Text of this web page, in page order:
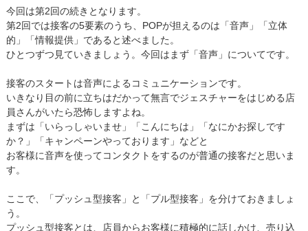
今回は第2回の続きとなります。
第2回では接客の5要素のうち、POPが担えるのは「音声」「立体
的」「情報提供」であると述べました。
ひとつずつ見ていきましょう。今回はまず「音声」についてです。
接客のスタートは音声によるコミュニケーションです。
いきなり目の前に立ちはだかって無言でジェスチャーをはじめる店
員さんがいたら恐怖しますよね。
まずは「いらっしゃいませ」「こんにちは」「なにかお探しです
か？」「キャンペーンやっております」などと
お客様に音声を使ってコンタクトをするのが普通の接客だと思いま
す。
ここで、「プッシュ型接客」と「プル型接客」を分けておきましょ
う。
プッシュ型接客とは、店員からお客様に積極的に話しかけ、売り込